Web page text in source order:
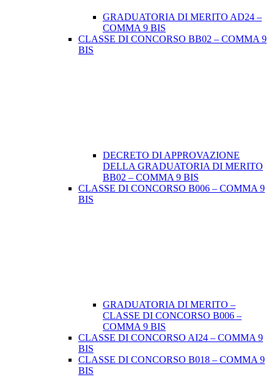
GRADUATORIA DI MERITO AD24 –
COMMA 9 BIS
CLASSE DI CONCORSO BB02 – COMMA 9
BIS
DECRETO DI APPROVAZIONE
DELLA GRADUATORIA DI MERITO
BB02 – COMMA 9 BIS
CLASSE DI CONCORSO B006 – COMMA 9
BIS
GRADUATORIA DI MERITO –
CLASSE DI CONCORSO B006 –
COMMA 9 BIS
CLASSE DI CONCORSO AI24 – COMMA 9
BIS
CLASSE DI CONCORSO B018 – COMMA 9
BIS